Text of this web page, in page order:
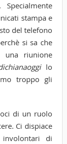
stampa e
del telefono
si sa che
riunione
lo
troppo gli
di un ruolo
Ci dispiace
di